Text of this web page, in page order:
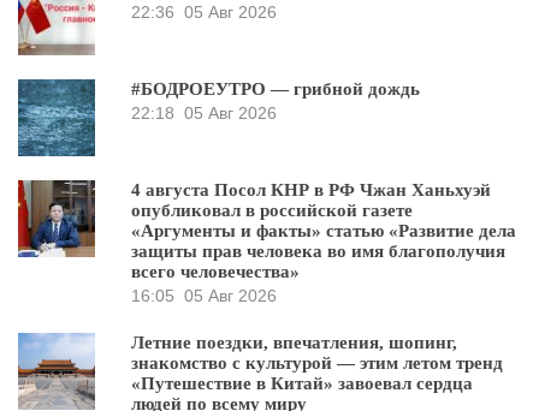
22:36 05 Авг 2026
#БОДРОЕУТРО — грибной дождь
22:18 05 Авг 2026
4 августа Посол КНР в РФ Чжан Ханьхуэй
опубликовал в российской газете
«Аргументы и факты» статью «Развитие дела
защиты прав человека во имя благополучия
всего человечества»
16:05 05 Авг 2026
Летние поездки, впечатления, шопинг,
знакомство с культурой — этим летом тренд
«Путешествие в Китай» завоевал сердца
людей по всему миру